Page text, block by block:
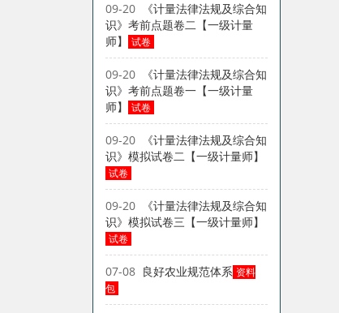
09-20
《计量法律法规及综合知
识》考前点题卷二【一级计量
师】
试卷
09-20
《计量法律法规及综合知
识》考前点题卷一【一级计量
师】
试卷
09-20
《计量法律法规及综合知
识》模拟试卷二【一级计量师】
试卷
09-20
《计量法律法规及综合知
识》模拟试卷三【一级计量师】
试卷
07-08 良好农业规范体系 资料
包